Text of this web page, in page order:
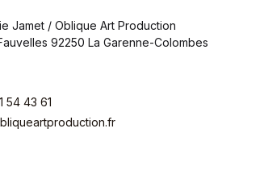
Jamet / Oblique Art Production
92250 La Garenne-Colombes
54 43 61